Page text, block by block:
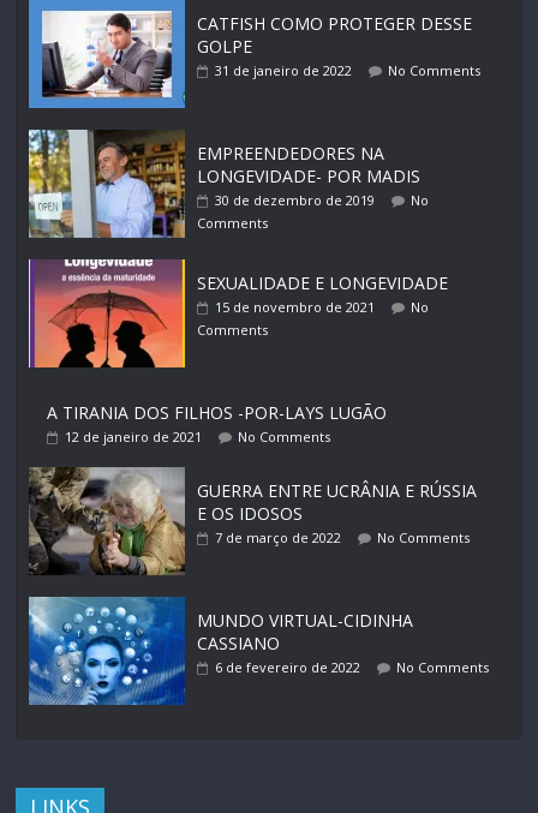
CATFISH COMO PROTEGER DESSE
GOLPE
31 de janeiro de 2022 No Comments
EMPREENDEDORES NA
LONGEVIDADE- POR MADIS
30 de dezembro de 2019
No
Comments
SEXUALIDADE E LONGEVIDADE
15 de novembro de 2021
No
Comments
A TIRANIA DOS FILHOS -POR-LAYS LUGÃO
12 de janeiro de 2021 No Comments
GUERRA ENTRE UCRÂNIA E RÚSSIA
E OS IDOSOS
7 de março de 2022 No Comments
MUNDO VIRTUAL-CIDINHA
CASSIANO
6 de fevereiro de 2022 No Comments